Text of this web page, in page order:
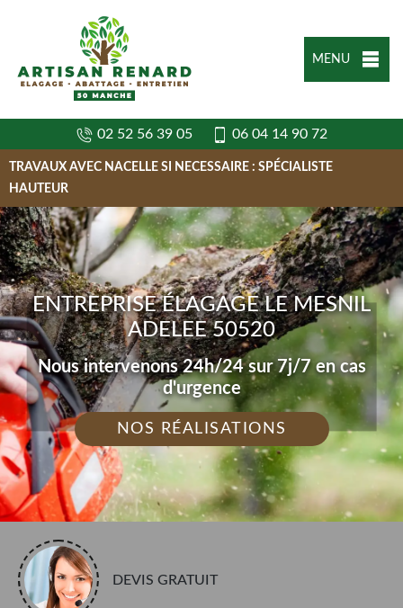
MENU
02 52 56 39 05 06 04 14 90 72
TRAVAUX AVEC NACELLE SI NECESSAIRE : SPÉCIALISTE
HAUTEUR
ENTREPRISE ÉLAGAGE LE MESNIL
ADELEE 50520
Nous intervenons 24h/24 sur 7j/7 en cas
d'urgence
NOS RÉALISATIONS
DEVIS GRATUIT